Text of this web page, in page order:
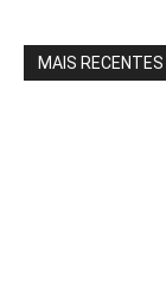
MAIS RECENTES